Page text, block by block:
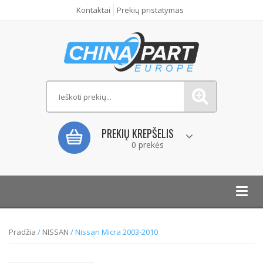
Kontaktai Prekių pristatymas
PREKIŲ KREPŠELIS
0 prekės
Pradžia / NISSAN / Nissan Micra 2003-2010